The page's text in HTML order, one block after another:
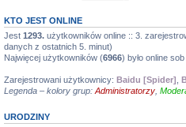
KTO JEST ONLINE
Jest 1293. użytkowników online :: 3.
danych z ostatnich 5. minut)
Najwięcej użytkowników (6966) było online
Zarejestrowani użytkownicy: Baidu [Spider]
Legenda – kolory grup: Administratorzy
URODZINY